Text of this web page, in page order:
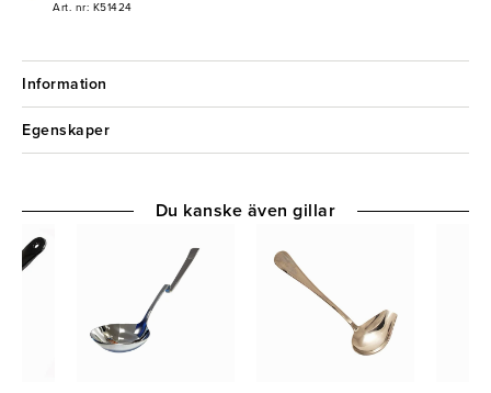
Art. nr: K51424
Information
Egenskaper
Du kanske även gillar